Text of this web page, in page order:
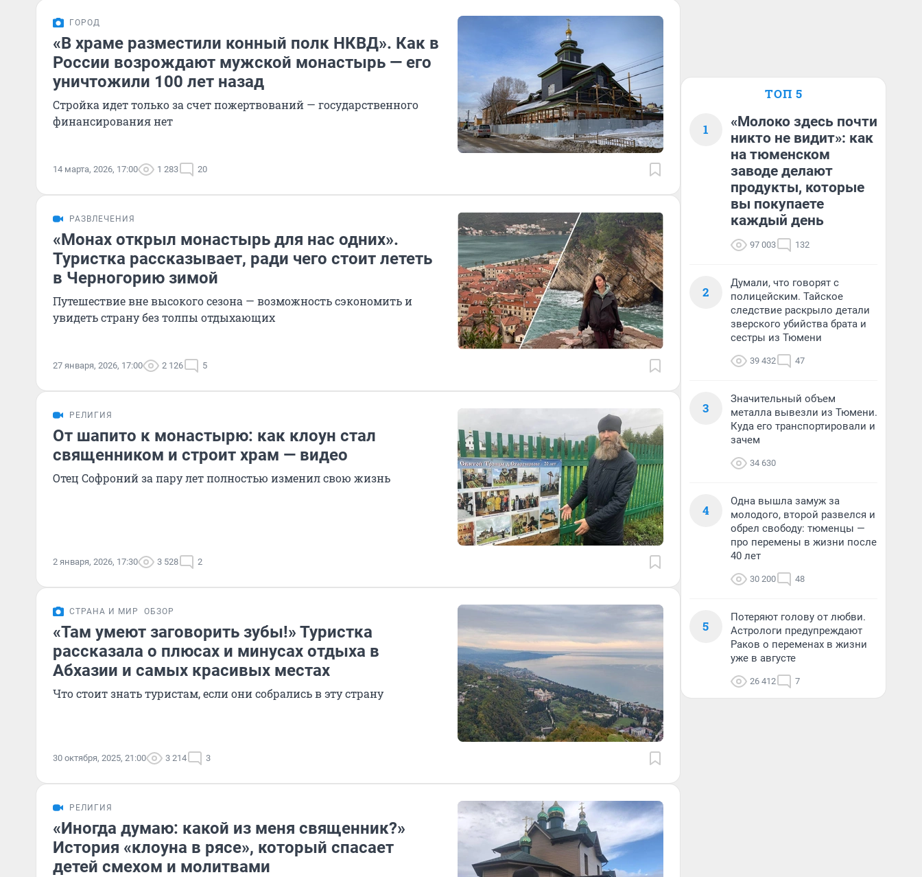
ГОРОД
«В храме разместили конный полк НКВД». Как в
России возрождают мужской монастырь — его
уничтожили 100 лет назад
Стройка идет только за счет пожертвований — государственного
финансирования нет
14 марта, 2026, 17:00 1 283 20
РАЗВЛЕЧЕНИЯ
«Монах открыл монастырь для нас одних».
Туристка рассказывает, ради чего стоит лететь
в Черногорию зимой
Путешествие вне высокого сезона — возможность сэкономить и
увидеть страну без толпы отдыхающих
27 января, 2026, 17:00 2 126 5
РЕЛИГИЯ
От шапито к монастырю: как клоун стал
священником и строит храм — видео
Отец Софроний за пару лет полностью изменил свою жизнь
2 января, 2026, 17:30 3 528 2
СТРАНА И МИР ОБЗОР
«Там умеют заговорить зубы!» Туристка
рассказала о плюсах и минусах отдыха в
Абхазии и самых красивых местах
Что стоит знать туристам, если они собрались в эту страну
30 октября, 2025, 21:00 3 214 3
РЕЛИГИЯ
«Иногда думаю: какой из меня священник?»
История «клоуна в рясе», который спасает
детей смехом и молитвами
ТОП 5
1
«Молоко здесь почти
никто не видит»: как
на тюменском
заводе делают
продукты, которые
вы покупаете
каждый день
97 003 132
2
Думали, что говорят с
полицейским. Тайское
следствие раскрыло детали
зверского убийства брата и
сестры из Тюмени
39 432 47
3
Значительный объем
металла вывезли из Тюмени.
Куда его транспортировали и
зачем
34 630
4
Одна вышла замуж за
молодого, второй развелся и
обрел свободу: тюменцы —
про перемены в жизни после
40 лет
30 200 48
5
Потеряют голову от любви.
Астрологи предупреждают
Раков о переменах в жизни
уже в августе
26 412 7